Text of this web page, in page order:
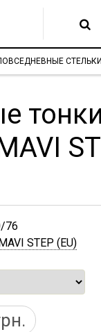
СТЕЛЬКИ
76
MAVI STEP (EU)